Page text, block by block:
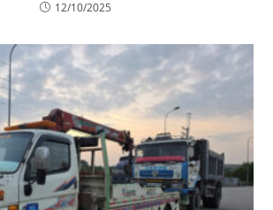
12/10/2025